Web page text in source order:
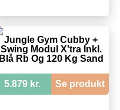
Jungle Gym Cubby +
Swing Modul X'tra Inkl.
Blå Rb Og 120 Kg Sand
5.879 kr. Se produkt